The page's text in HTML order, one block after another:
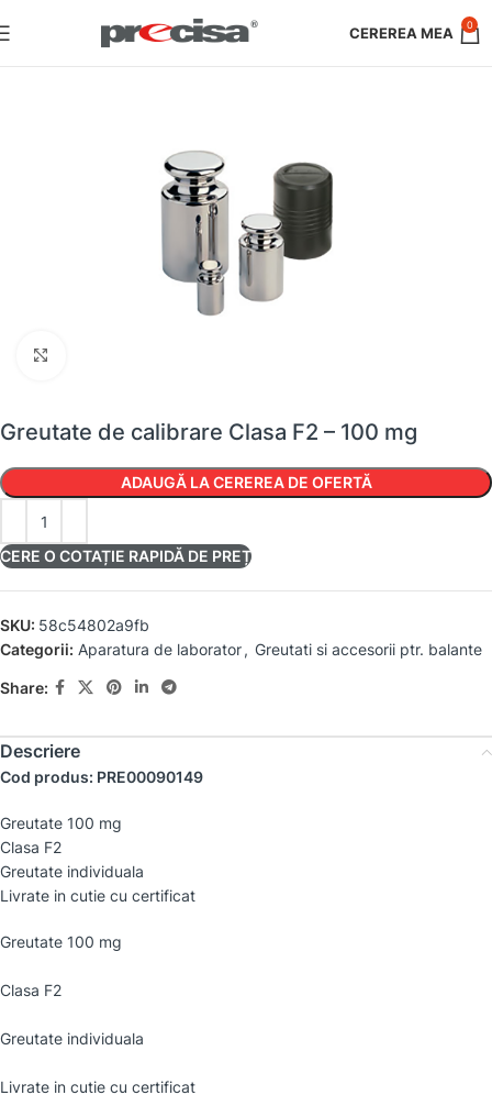
0
Greutate de calibrare Clasa F2 – 100 mg
ADAUGĂ LA CEREREA DE OFERTĂ
CERE O COTAȚIE RAPIDĂ DE PREȚ
SKU: 58c54802a9fb
Categorii: Aparatura de laborator, Greutati si accesorii ptr. balante
Share:
Descriere
Cod produs: PRE00090149
Greutate 100 mg
Clasa F2
Greutate individuala
Livrate in cutie cu certificat
Greutate 100 mg
Clasa F2
Greutate individuala
Livrate in cutie cu certificat